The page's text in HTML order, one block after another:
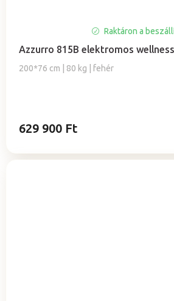
Azzurro 815B elektromos
200*76 cm | 80 kg | fehér
Raktáron a
629 900 Ft